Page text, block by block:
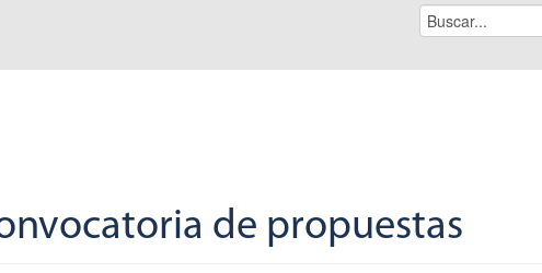
de propuestas